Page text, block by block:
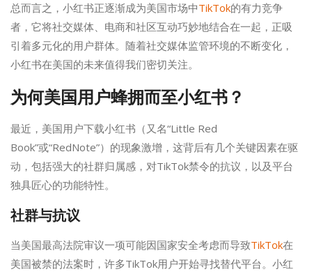
总而言之，小红书正逐渐成为美国市场中TikTok的有力竞争
者，它将社交媒体、电商和社区互动巧妙地结合在一起，正吸
引着多元化的用户群体。随着社交媒体监管环境的不断变化，
小红书在美国的未来值得我们密切关注。
为何美国用户蜂拥而至小红书？
最近，美国用户下载小红书（又名“Little Red
Book”或“RedNote”）的现象激增，这背后有几个关键因素在驱
动，包括强大的社群归属感，对TikTok禁令的抗议，以及平台
独具匠心的功能特性。
社群与抗议
当美国最高法院审议一项可能因国家安全考虑而导致TikTok在
美国被禁的法案时，许多TikTok用户开始寻找替代平台。小红